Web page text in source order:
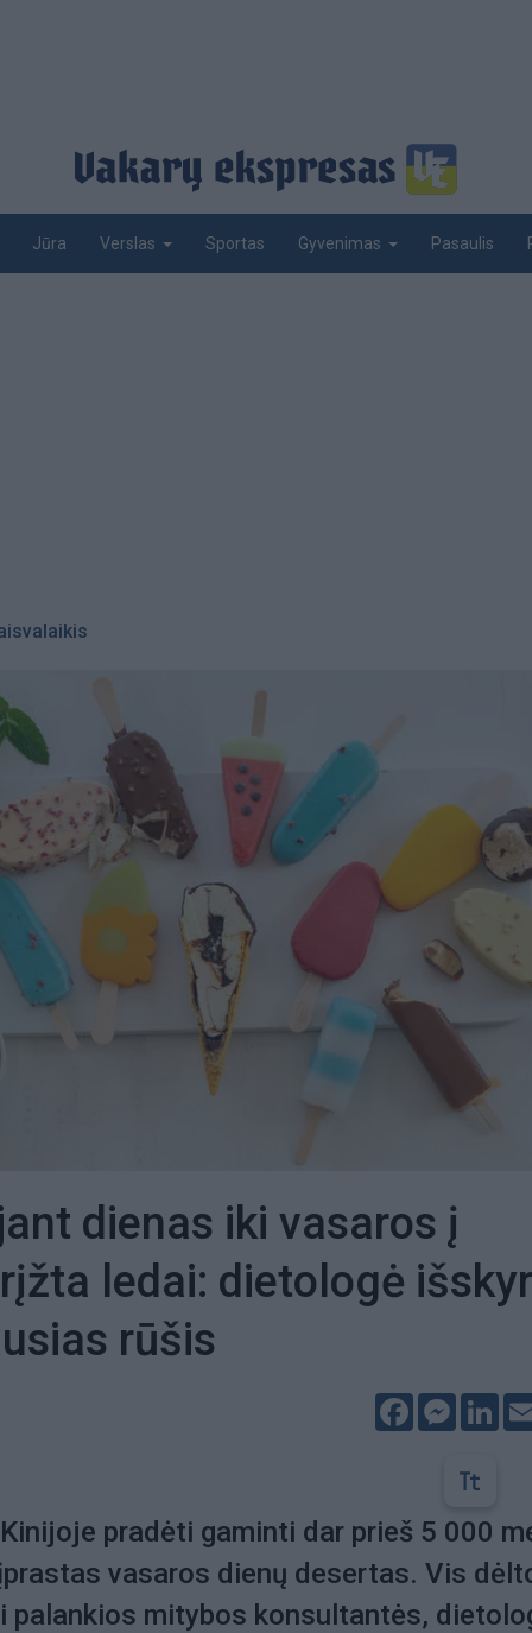
Jūra Verslas Sportas Gyvenimas Pasaulis
dienas iki vasaros į
ledai: dietologė
rūšis
Facebook
pradėti gaminti dar prieš 5 000
vasaros dienų desertas. Vis
palankios mitybos konsultantės,